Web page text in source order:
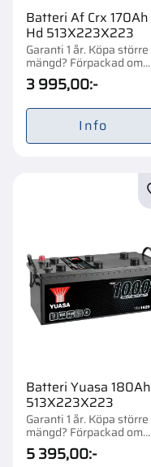
Batteri Af Crx 170Ah
Hd 513X223X223
Garanti 1 år. Köpa större
mängd? Förpackad om
1/21 st.
3 995,00:-
Info
Batteri Yuasa 180Ah
513X223X223
Garanti 1 år. Köpa större
mängd? Förpackad om
1/21 st.
5 395,00:-